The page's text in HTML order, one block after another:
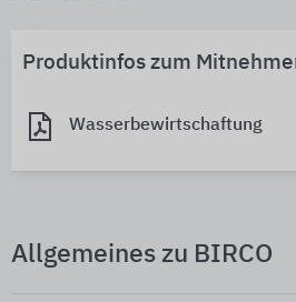
Produktinfos zum
Wasserbewirtschaftung
Allgemeines zu BIRCO